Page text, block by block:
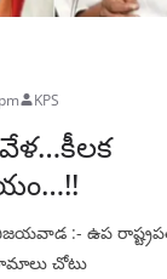
KPS
:- ఉప
చోటు